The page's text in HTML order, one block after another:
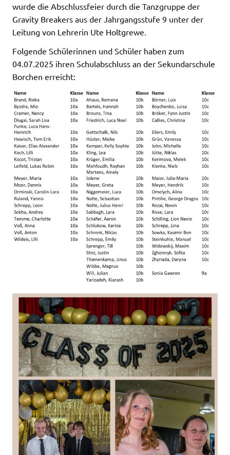
wurde die Abschlussfeier durch die Tanzgruppe der
Gravity Breakers aus der Jahrgangsstufe 9 unter der
Leitung von Lehrerin Ute Holtgrewe.
Folgende Schülerinnen und Schüler haben zum
04.07.2025 ihren Schulabschluss an der Sekundarschule
Borchen erreicht: